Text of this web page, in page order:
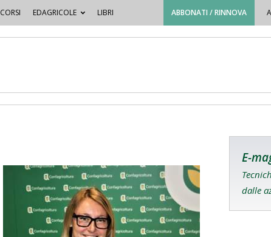
CORSI EDAGRICOLE LIBRI ABBONATI / RINNOVA
E-
dalle